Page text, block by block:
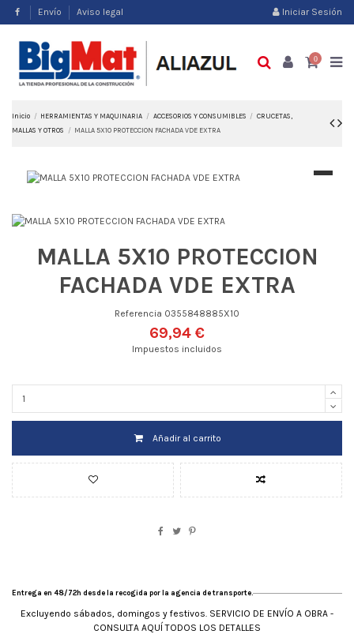
Envío Aviso legal Iniciar Sesión
0
Inicio HERRAMIENTAS Y MAQUINARIA ACCESORIOS Y CONSUMIBLES
CRUCETAS,
MALLAS Y OTROS
MALLA 5X10 PROTECCION FACHADA VDE EXTRA
MALLA 5X10 PROTECCION
FACHADA VDE EXTRA
Referencia 0355848885X10
69,94 €
Impuestos incluidos
Añadir al carrito
Entrega en 48/72h desde la recogida por la agencia de transporte.
Excluyendo sábados, domingos y festivos. SERVICIO DE ENVÍO A OBRA -
CONSULTA AQUÍ TODOS LOS DETALLES